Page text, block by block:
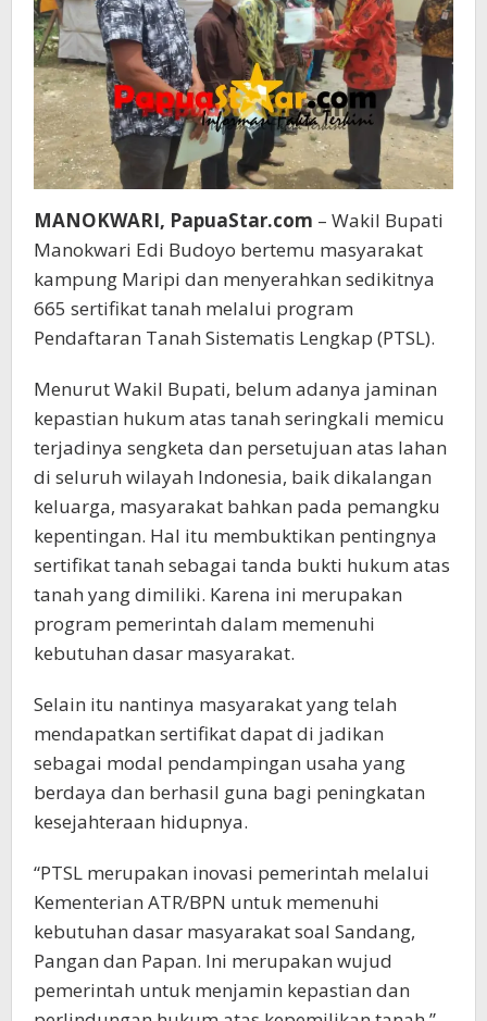
MANOKWARI, PapuaStar.com – Wakil Bupati
Manokwari Edi Budoyo bertemu masyarakat
kampung Maripi dan menyerahkan sedikitnya
665 sertifikat tanah melalui program
Pendaftaran Tanah Sistematis Lengkap (PTSL).
Menurut Wakil Bupati, belum adanya jaminan
kepastian hukum atas tanah seringkali memicu
terjadinya sengketa dan persetujuan atas lahan
di seluruh wilayah Indonesia, baik dikalangan
keluarga, masyarakat bahkan pada pemangku
kepentingan. Hal itu membuktikan pentingnya
sertifikat tanah sebagai tanda bukti hukum atas
tanah yang dimiliki. Karena ini merupakan
program pemerintah dalam memenuhi
kebutuhan dasar masyarakat.
Selain itu nantinya masyarakat yang telah
mendapatkan sertifikat dapat di jadikan
sebagai modal pendampingan usaha yang
berdaya dan berhasil guna bagi peningkatan
kesejahteraan hidupnya.
“PTSL merupakan inovasi pemerintah melalui
Kementerian ATR/BPN untuk memenuhi
kebutuhan dasar masyarakat soal Sandang,
Pangan dan Papan. Ini merupakan wujud
pemerintah untuk menjamin kepastian dan